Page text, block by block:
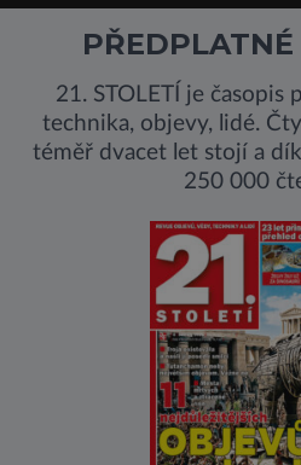
PŘEDPLATNÉ
21. STOLETÍ je časopis
technika, objevy, lidé.
téměř dvacet let stojí a
250 000